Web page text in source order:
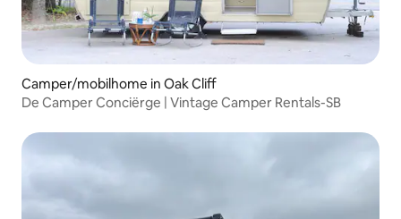
Camper/mobilhome in Oak Cliff
De Camper Conciërge | Vintage Camper Rentals-SB